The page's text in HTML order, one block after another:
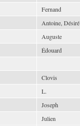
Fernand
Antoine, Désiré
Auguste
Édouard
Clovis
L.
Joseph
Julien